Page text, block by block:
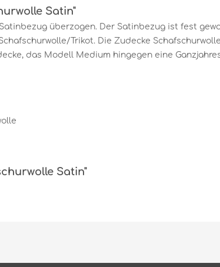
Satin"
überzogen. Der Satinbezug ist fest
Trikot. Die Zudecke
das Modell Medium hingegen eine
Satin"